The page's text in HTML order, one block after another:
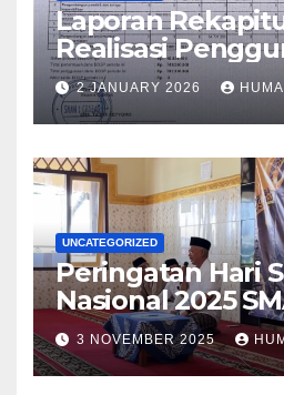
Laporan
Realisasi
BOS Reguler
2025
2 JANUARY 2026
UNCATEGORIZED
Peringatan Hari
Nasional 2025
Grabag
3 NOVEMBER 2025